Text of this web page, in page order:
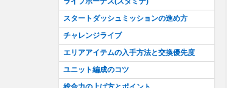
スタートダッシュミッションの進め方
チャレンジライブ
エリアアイテムの入手方法と交換優先度
ユニット編成のコツ